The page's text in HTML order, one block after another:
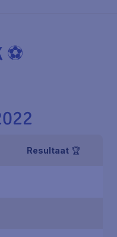
⚽
Resultaat 🏆